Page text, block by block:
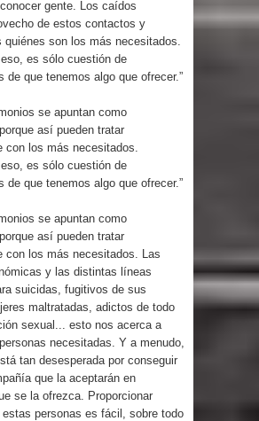
gente. Los caídos
de estos contactos y
quiénes son los más necesitados.
es sólo cuestión de
de que tenemos algo que ofrecer.”
se apuntan como
así pueden tratar
con los más necesitados.
es sólo cuestión de
de que tenemos algo que ofrecer.”
se apuntan como
así pueden tratar
con los más necesitados. Las
y las distintas líneas
suicidas, fugitivos de sus
maltratadas, adictos de todo
sexual... esto nos acerca a
necesitadas. Y a menudo,
tan desesperada por conseguir
que la aceptarán en
se la ofrezca. Proporcionar
estas personas es fácil, sobre todo